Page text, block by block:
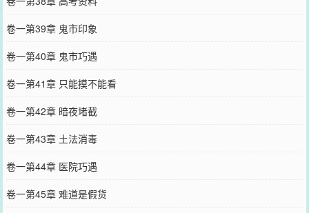
卷一第39章 鬼市印象
卷一第40章 鬼市巧遇
卷一第41章 只能摸不能看
卷一第42章 暗夜堵截
卷一第43章 土法消毒
卷一第44章 医院巧遇
卷一第45章 难道是假货